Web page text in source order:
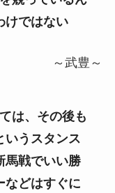
けではない
～武豊～
は、その後も
いうスタンス
馬戦でいい勝
などはすぐに